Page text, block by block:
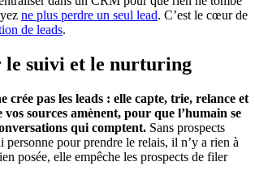
ne plus perdre un seul lead. C’est le cœur de
de leads.
le suivi et le nurturing
crée pas les leads : elle capte, trie, relance et
sources amènent, pour que l’humain se
qui comptent. Sans prospects
personne pour prendre le relais, il n’y a rien à
posée, elle empêche les prospects de filer